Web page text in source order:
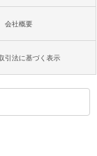
会社概要
引法に基づく表示